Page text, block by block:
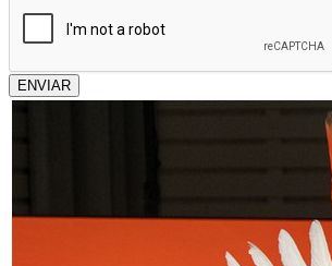
ENVIAR